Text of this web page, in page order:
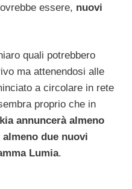
essere, nuovi
quali potrebbero
ma attenendosi alle
a circolare in rete
proprio che in
annuncerà almeno
due nuovi
Lumia.